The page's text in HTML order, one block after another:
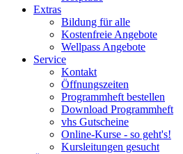
Extras
Bildung für alle
Kostenfreie Angebote
Wellpass Angebote
Service
Kontakt
Öffnungszeiten
Programmheft bestellen
Download Programmheft
vhs Gutscheine
Online-Kurse - so geht's!
Kursleitungen gesucht